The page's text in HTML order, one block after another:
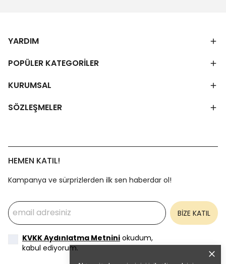
YARDIM
POPÜLER KATEGORİLER
KURUMSAL
SÖZLEŞMELER
HEMEN KATIL!
Kampanya ve sürprizlerden ilk sen haberdar ol!
BİZE KATIL
KVKK Aydınlatma Metnini okudum,
kabul ediyorum.